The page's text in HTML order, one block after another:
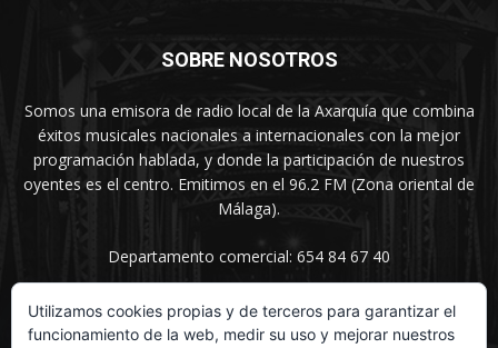
SOBRE NOSOTROS
Somos una emisora de radio local de la Axarquía que combina
éxitos musicales nacionales a internacionales con la mejor
programación hablada, y donde la participación de nuestros
oyentes es el centro. Emitimos en el 96.2 FM (Zona oriental de
Málaga).
Departamento comercial: 654 84 67 40
Utilizamos cookies propias y de terceros para garantizar el
funcionamiento de la web, medir su uso y mejorar nuestros